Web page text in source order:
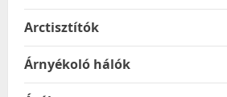
Arctisztítók
Árnyékoló hálók